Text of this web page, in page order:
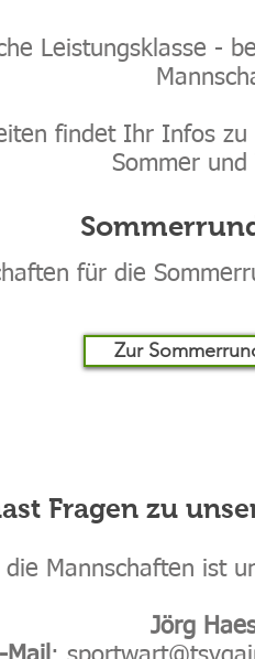
Leistungsklasse -
findet Ihr Infos
Sommer und
für die
Zur
Fragen zu
Mannschaften ist
Jörg